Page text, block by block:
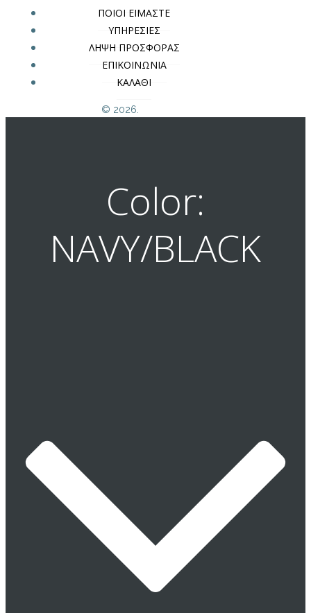
ΠΟΙΟΙ ΕΙΜΑΣΤΕ
ΥΠΗΡΕΣΙΕΣ
ΛΗΨΗ ΠΡΟΣΦΟΡΑΣ
ΕΠΙΚΟΙΝΩΝΙΑ
ΚΑΛΑΘΙ
© 2026.
Color:
NAVY/BLACK